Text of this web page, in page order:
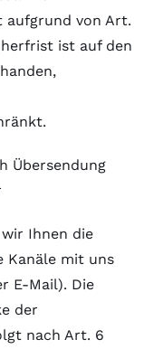
aufgrund von Art.
ist auf den
Übersendung
Ihnen die
Kanäle mit uns
E-Mail). Die
der
nach Art. 6